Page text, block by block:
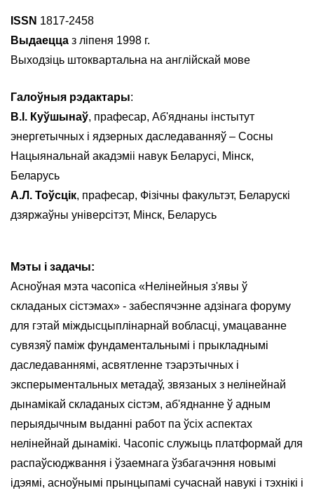
ISSN 1817-2458
Выдаецца з ліпеня 1998 г.
Выходзіць штоквартальна на англійскай мове
Галоўныя рэдактары:
В.І. Куўшынаў, прафесар, Аб'яднаны інстытут
энергетычных і ядзерных даследаванняў – Сосны
Нацыянальнай акадэміі навук Беларусі, Мінск,
Беларусь
А.Л. Тоўсцік, прафесар, Фізічны факультэт, Беларускі
дзяржаўны універсітэт, Мінск, Беларусь
Мэты і задачы:
Асноўная мэта часопіса «Нелінейныя з'явы ў
складаных сістэмах» - забеспячэнне адзінага форуму
для гэтай міждысцыплінарнай вобласці, умацаванне
сувязяў паміж фундаментальнымі і прыкладнымі
даследаваннямі, асвятленне тэарэтычных і
эксперыментальных метадаў, звязаных з нелінейнай
дынамікай складаных сістэм, аб'яднанне ў адным
перыядычным выданні работ па ўсіх аспектах
нелінейнай дынамікі. Часопіс служыць платформай для
распаўсюджвання і ўзаемнага ўзбагачэння новымі
ідэямі, асноўнымі прынцыпамі сучаснай навукі і тэхнікі і